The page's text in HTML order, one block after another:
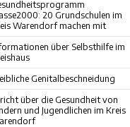
20 Grundschulen im
Warendorf machen mit
über Selbsthilfe im
Genitalbeschneidung
über die Gesundheit von
und Jugendlichen im Kreis